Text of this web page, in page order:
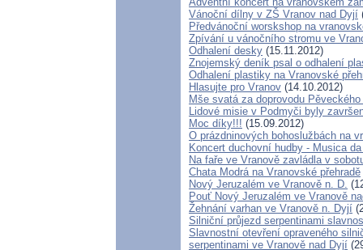
Vánoční dílny v ZŠ Vranov nad Dyjí
Předvánoční worskshop na
Zpívání u vánočního stromu ve
Odhalení desky (15.11.2012)
Znojemský deník psal o odhalení
Odhalení plastiky na Vranovské
Hlasujte pro Vranov (14.10.2012)
Mše svatá za doprovodu
Lidové misie v Podmyči byly
Moc díky!!! (15.09.2012)
O prázdninových bohoslužbách na
Koncert duchovní hudby - Musica
Na faře ve Vranově zavládla v
Chata Modrá na Vranovské přehradě
Nový Jeruzalém ve Vranově n. D.
Pouť Nový Jeruzalém ve Vranově
Žehnání varhan ve Vranově n. Dyjí
Silniční průjezd serpentinami
Slavnostní otevření opraveného
serpentinami ve Vranově nad Dyjí